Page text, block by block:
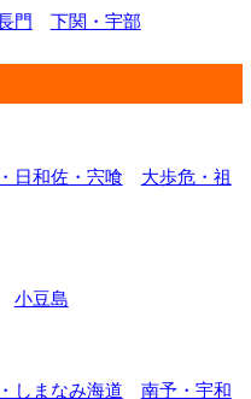
門 下関・宇部
日和佐・宍喰
大歩危・祖
小豆島
しまなみ海道
南予・宇和